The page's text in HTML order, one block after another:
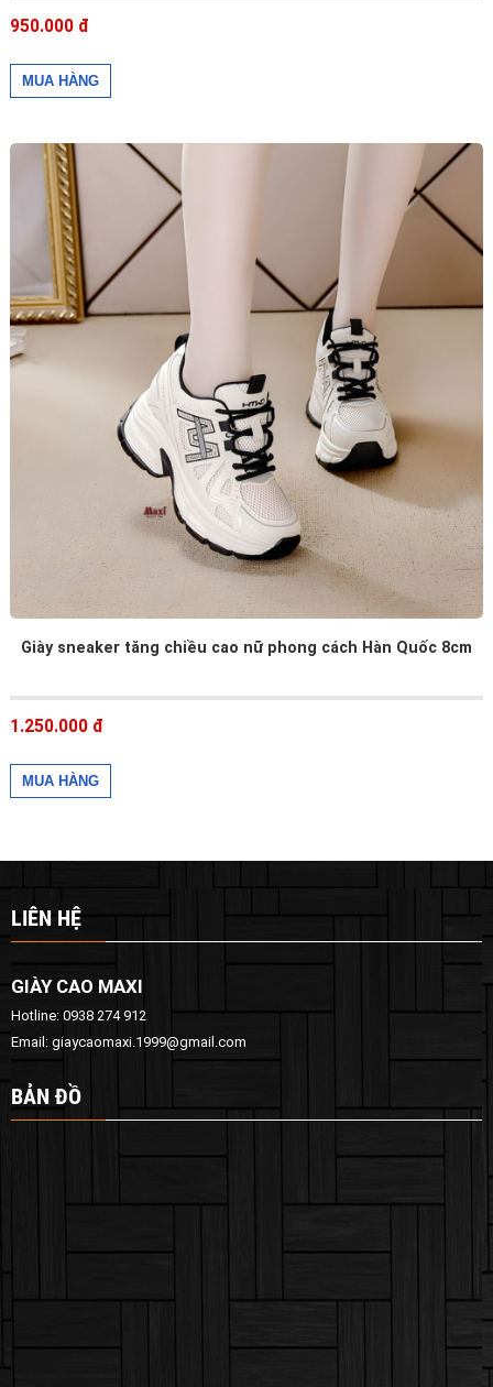
950.000 đ
Giày sneaker tăng chiều cao nữ phong cách Hàn Quốc 8cm
1.250.000 đ
LIÊN HỆ
GIÀY CAO MAXI
Hotline: 0938 274 912
Email: giaycaomaxi.1999@gmail.com
BẢN ĐỒ